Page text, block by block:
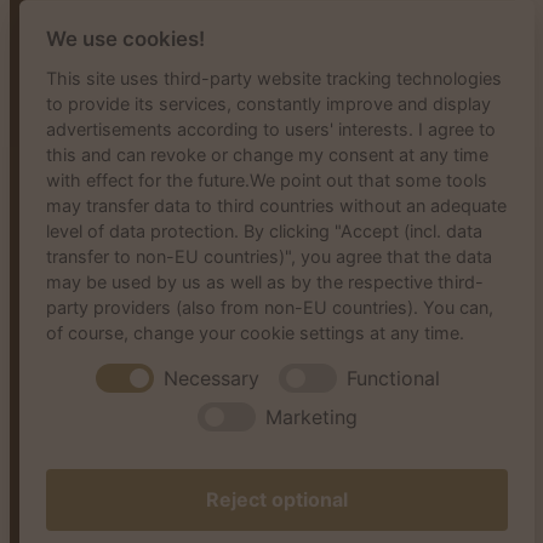
Fax 02932 – 83888
E-Mailinfo@dermal-arnsberg.de
START
PRAXIS
LEISTUNGEN
KOSMETISCHE MEDIZIN
KARRIERE
FÜR ÜBERWEISER
IMPRESSUM
We use cookies!
This site uses third-party website tracking technologies
to provide its services, constantly improve and display
advertisements according to users' interests. I agree to
this and can revoke or change my consent at any time
with effect for the future.We point out that some tools
may transfer data to third countries without an adequate
level of data protection. By clicking "Accept (incl. data
transfer to non-EU countries)", you agree that the data
may be used by us as well as by the respective third-
party providers (also from non-EU countries). You can,
of course, change your cookie settings at any time.
Necessary
Functional
Marketing
Reject optional